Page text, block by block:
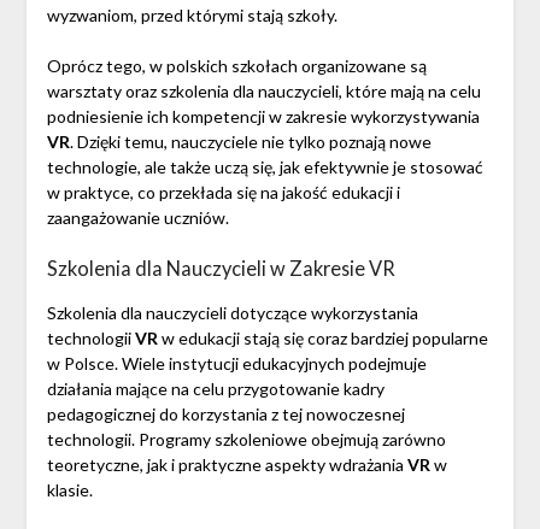
wyzwaniom, przed którymi stają szkoły.
Oprócz tego, w polskich szkołach organizowane są
warsztaty oraz szkolenia dla nauczycieli, które mają na celu
podniesienie ich kompetencji w zakresie wykorzystywania
VR. Dzięki temu, nauczyciele nie tylko poznają nowe
technologie, ale także uczą się, jak efektywnie je stosować
w praktyce, co przekłada się na jakość edukacji i
zaangażowanie uczniów.
Szkolenia dla Nauczycieli w Zakresie VR
Szkolenia dla nauczycieli dotyczące wykorzystania
technologiiVRw edukacji stają się coraz bardziej popularne
w Polsce. Wiele instytucji edukacyjnych podejmuje
działania mające na celu przygotowanie kadry
pedagogicznej do korzystania z tej nowoczesnej
technologii. Programy szkoleniowe obejmują zarówno
teoretyczne, jak i praktyczne aspekty wdrażania VRw
klasie.